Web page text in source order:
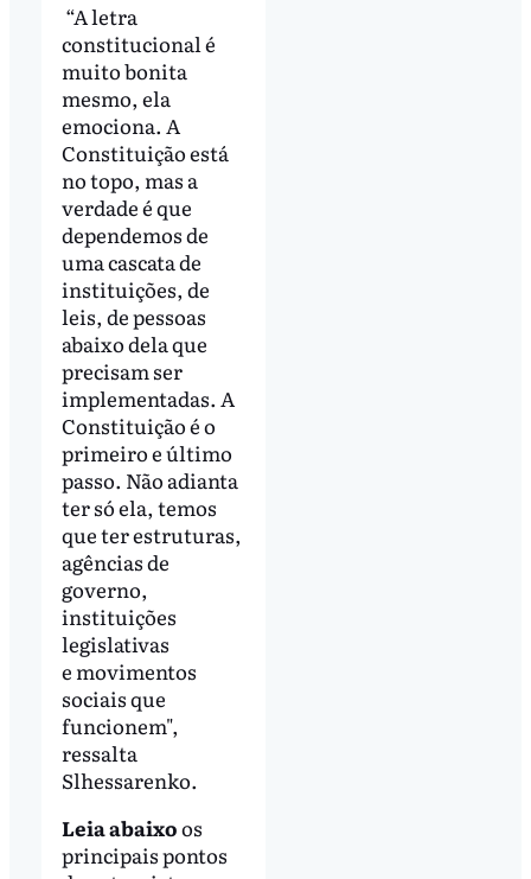
“A letra
constitucional é
muito bonita
mesmo, ela
emociona. A
Constituição está
no topo, mas a
verdade é que
dependemos de
uma cascata de
instituições, de
leis, de pessoas
abaixo dela que
precisam ser
implementadas. A
Constituição é o
primeiro e último
passo. Não adianta
ter só ela, temos
que ter estruturas,
agências de
governo,
instituições
legislativas
e movimentos
sociais que
funcionem",
ressalta
Slhessarenko.
Leia abaixoos
principais pontos